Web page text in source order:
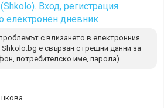
Вход, регистрация.
електронен дневник
с влизането в електронния
Shkolo.bg е свързан с грешни данни за
потребителско име, парола)